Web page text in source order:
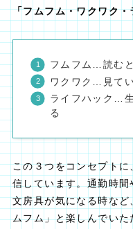
「フムフム・ワクワク
フムフム…読む
ワクワク…見て
ライフハック…
る
この３つをコンセプト
信しています。通勤時間
文房具が気になる時な
ムフム」と楽しんでい